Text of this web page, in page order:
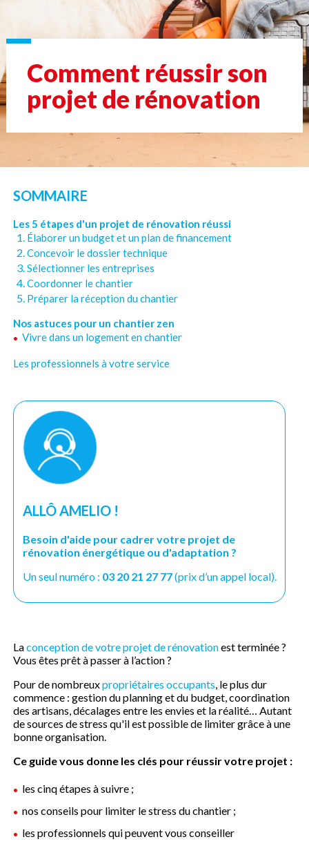
Comment réussir son
projet de rénovation
SOMMAIRE
Les 5 étapes d'un projet de rénovation réussi
Élaborer un budget et un plan de financement
Concevoir le dossier technique
Sélectionner les entreprises
Coordonner le chantier
Préparer la réception du chantier
Nos astuces pour un chantier zen
Vivre dans un logement en chantier
Les professionnels à votre service
ALLÔ AMELIO !
Besoin d'aide pour cadrer votre projet de
rénovation énergétique ou d'adaptation ?
Un seul numéro : 03 20 21 27 77(prix d’un appel local).
Laconception de votre projet de rénovationest terminée ?
Vous êtes prêt à passer à l’action ?
Pour de nombreuxpropriétaires occupants, le plus dur
commence : gestion du planning et du budget, coordination
des artisans, décalages entre les envies et la réalité… Autant
de sources de stress qu'il est possible de limiter grâce à une
bonne organisation.
Ce guide vous donne les clés pour réussir votre projet :
les cinq étapes à suivre ;
nos conseils pour limiter le stress du chantier ;
les professionnels qui peuvent vous conseiller